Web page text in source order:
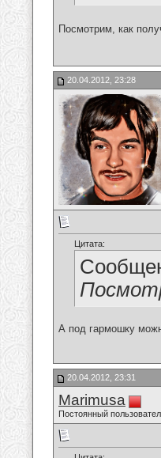
Посмотрим, как
20.04.2012, 23:28
Цитата:
А под гармошку
20.04.2012, 23:31
Marimusa
Постоянный